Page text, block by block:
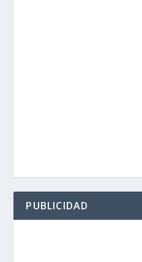
PUBLICIDAD